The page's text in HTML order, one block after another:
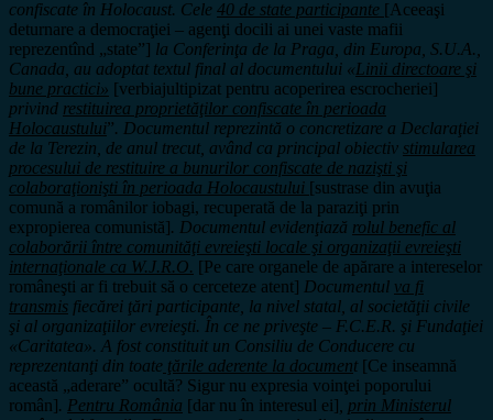
confiscate în Holocaust. Cele 40 de state participante [Aceeaşi
deturnare a democraţiei – agenţi docili ai unei vaste mafii
reprezentînd „state”] la Conferinţa de la Praga, din Europa, S.U.A.,
Canada, au adoptat textul final al documentului «Linii directoare şi
bune practici» [verbiajultipizat pentru acoperirea escrocheriei]
privind restituirea proprietăţilor confiscate în perioada
Holocaustului”. Documentul reprezintă o concretizare a Declaraţiei
de la Terezin, de anul trecut, având ca principal obiectiv stimularea
procesului de restituire a bunurilor confiscate de nazişti şi
colaboraţionişti în perioada Holocaustului [sustrase din avuţia
comună a românilor iobagi, recuperată de la paraziţi prin
expropierea comunistă]. Documentul evidenţiază rolul benefic al
colaborării între comunităţi evreieşti locale şi organizaţii evreieşti
internaţionale ca W.J.R.O. [Pe care organele de apărare a intereselor
româneşti ar fi trebuit să o cerceteze atent] Documentul va fi
transmis fiecărei ţări participante, la nivel statal, al societăţii civile
şi al organizaţiilor evreieşti. În ce ne priveşte – F.C.E.R. şi Fundaţiei
«Caritatea». A fost constituit un Consiliu de Conducere cu
reprezentanţi din toate ţările aderente la document [Ce inseamnă
această „aderare” ocultă? Sigur nu expresia voinţei poporului
român]. Pentru România [dar nu în interesul ei] prin Ministerul